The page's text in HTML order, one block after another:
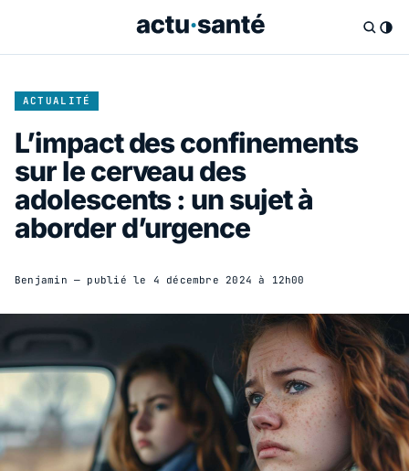
ACTUALITÉ
L’impact des confinements
sur le cerveau des
adolescents : un sujet à
aborder d’urgence
Benjamin — publié le 4 décembre 2024 à 12h00